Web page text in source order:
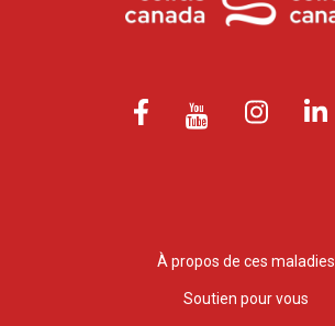
À propos de ces maladies
Soutien pour vous